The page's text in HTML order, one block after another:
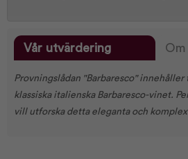
Vår utvärdering
Provningslådan "Barbaresco" innehåller
klassiska italienska Barbaresco-vinet.
vill utforska detta eleganta och